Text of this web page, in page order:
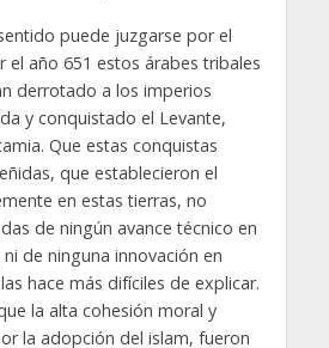
puede juzgarse por el
el año 651 estos árabes tribales
derrotado a los imperios
y conquistado el Levante,
Que estas conquistas
que establecieron el
en estas tierras, no
de ningún avance técnico en
de ninguna innovación en
hace más difíciles de explicar.
la alta cohesión moral y
la adopción del islam, fueron